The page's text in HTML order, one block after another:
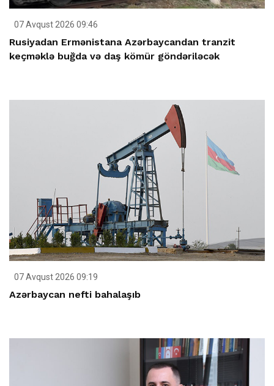
07 Avqust 2026 09:46
Rusiyadan Ermənistana Azərbaycandan tranzit
keçməklə buğda və daş kömür göndəriləcək
07 Avqust 2026 09:19
Azərbaycan nefti bahalaşıb